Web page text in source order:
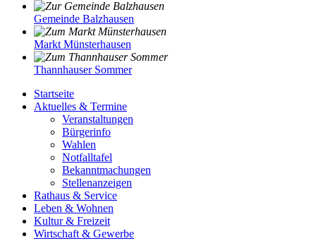
Gemeinde Balzhausen
Markt Münsterhausen
Thannhauser Sommer
Startseite
Aktuelles & Termine
Veranstaltungen
Bürgerinfo
Wahlen
Notfalltafel
Bekanntmachungen
Stellenanzeigen
Rathaus & Service
Leben & Wohnen
Kultur & Freizeit
Wirtschaft & Gewerbe